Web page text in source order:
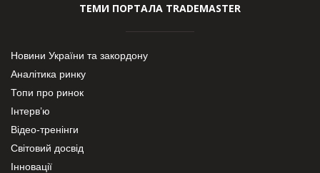
ТЕМИ ПОРТАЛА TRADEMASTER
Новини України та закордону
Аналітика ринку
Топи про ринок
Інтерв’ю
Відео-тренінги
Світовий досвід
Інновації